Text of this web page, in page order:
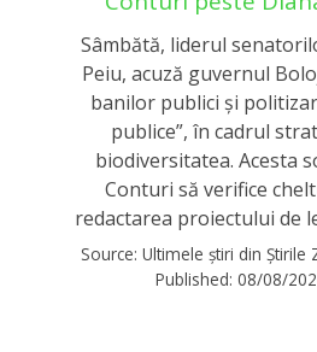
Sâmbătă, liderul
Peiu, acuză guvernul
banilor publici și
publice”, în cadrul
biodiversitatea. Acesta
Conturi să verifice
redactarea proiectului de
Source: Ultimele știri din Știrile
Published: 08/08/